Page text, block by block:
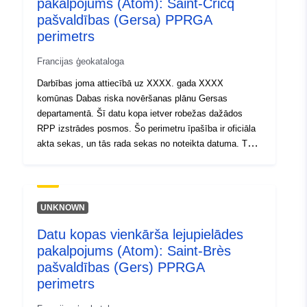
Tips:
Avoti:
http://inspire.ec.europa.eu/
pakalpojums (Atom): Saint-Cricq
pašvaldības (Gersa) PPRGA
perimetrs
Francijas ģeokataloga
Darbības joma attiecībā uz XXXX. gada XXXX
komūnas Dabas riska novēršanas plānu Gersas
departamentā. Šī datu kopa ietver robežas dažādos
RPP izstrādes posmos. Šo perimetru īpašība ir oficiāla
akta sekas, un tās rada sekas no noteikta datuma. Tas
RPP reglamentētajam perimetram, šis apstiprinātais
perimetrs ir lietderības servitūts;- pētījuma darbības
apdraudējumi.
UNKNOWN
Datu kopas vienkārša lejupielādes
pakalpojums (Atom): Saint-Brès
pašvaldības (Gers) PPRGA
perimetrs